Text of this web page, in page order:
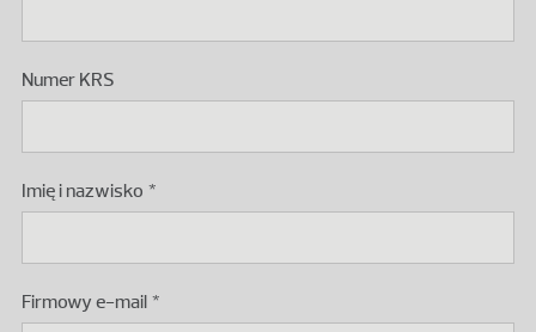
Numer KRS
Podaj numer KRS polskiego podmiotu.
Imię i nazwisko
Firmowy e-mail